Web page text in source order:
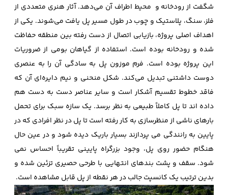
شگفت از رودخانه و محیط اطراف آن می‌دهد. آثار هنری متعددی از
فلز، سنگ، پلاستیک و چوب در طول مسیر پل یافت می‌شوند. یکی از
اهداف اصلی پروژه، بازیابی اتصال از دست رفته بین منطقه حفاظت
شده و رودخانه بوده است. استفاده از گیاهان بومی از ضروریات
این پروژه بوده است. فرم موزون پل به سادگی آن را به عنصری
دوست داشتنی تبدیل می‌کند. شکل منحنی و نیم دایره‌ای آن که
فاقد خطوط تقسیم آشکار است و سایر عناصر دست به دست هم
داده اند تا پل کاملاً طبیعی به نظر برسد. یک سازه سبک برای تحمل
بارهای ناشی از منظرسازی به کار رفته است تا پل در نظر افرادی که در
پایین به رانندگی می ‌پردازند بسیار باریک دیده ‌شود و در عین حال
هنگام حضور روی پل، وجود بزرگراه پایینی تقریباً احساس نمی
شود. سقف و پشت بندهای انتهایی با طرحی حصیری تزئین شده و
بدین ترتیب یک کانسپت جالب در هر نقطه از پل قابل مشاهده است.